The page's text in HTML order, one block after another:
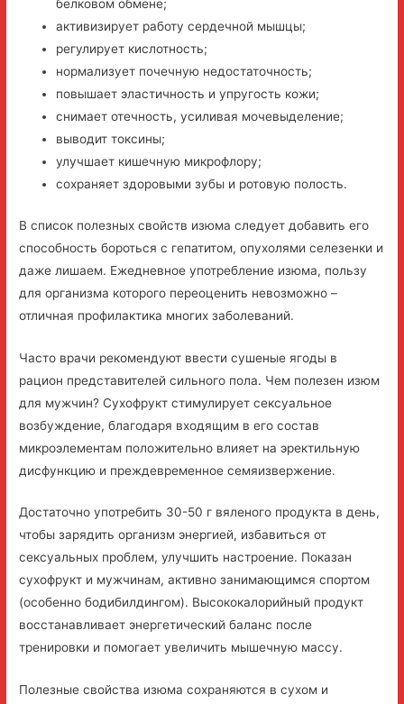
белковом обмене;
активизирует работу сердечной мышцы;
регулирует кислотность;
нормализует почечную недостаточность;
повышает эластичность и упругость кожи;
снимает отечность, усиливая мочевыделение;
выводит токсины;
улучшает кишечную микрофлору;
сохраняет здоровыми зубы и ротовую полость.
В список полезных свойств изюма следует добавить его
способность бороться с гепатитом, опухолями селезенки и
даже лишаем. Ежедневное употребление изюма, пользу
для организма которого переоценить невозможно –
отличная профилактика многих заболеваний.
Часто врачи рекомендуют ввести сушеные ягоды в
рацион представителей сильного пола. Чем полезен изюм
для мужчин? Сухофрукт стимулирует сексуальное
возбуждение, благодаря входящим в его состав
микроэлементам положительно влияет на эректильную
дисфункцию и преждевременное семяизвержение.
Достаточно употребить 30-50 г вяленого продукта в день,
чтобы зарядить организм энергией, избавиться от
сексуальных проблем, улучшить настроение. Показан
сухофрукт и мужчинам, активно занимающимся спортом
(особенно бодибилдингом). Высококалорийный продукт
восстанавливает энергетический баланс после
тренировки и помогает увеличить мышечную массу.
Полезные свойства изюма сохраняются в сухом и